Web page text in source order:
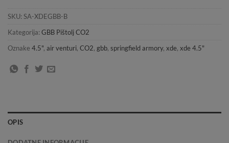
SKU: SA-XDEGBB-B
Kategorija: GBB Pištolj CO2
Oznake 4.5", air venturi, CO2, gbb, springfield armory, xde, xde 4.5"
OPIS